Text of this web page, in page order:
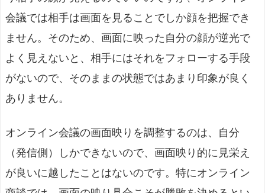
会議では相手は画面を見ることでしか顔を把握でき
ません。そのため、画面に映った自分の顔が逆光で
よく見えないと、相手にはそれをフォローする手段
がないので、そのままの状態ではあまり印象が良く
ありません。
オンライン会議の画面映りを調整するのは、自分
（発信側）しかできないので、画面映り的に見栄え
が良いに越したことはないのです。特にオンライン